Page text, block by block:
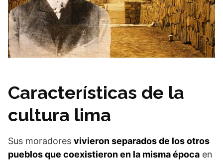
Características de la
cultura lima
Sus moradores vivieron separados de los otros
pueblos que coexistieron en la misma época en